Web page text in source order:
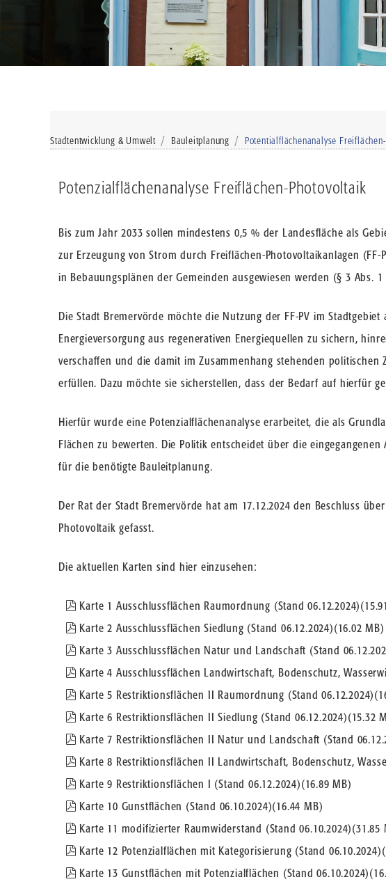
Stadtentwicklung & Umwelt Bauleitplanung Potentialflächenanalyse
Potenzialflächenanalyse Freiflächen-Photovoltaik
Bis zum Jahr 2033 sollen mindestens 0,5 % der Landesfläche als
zur Erzeugung von Strom durch Freiflächen-Photovoltaikanlagen (FF-
in Bebauungsplänen der Gemeinden ausgewiesen werden (§ 3 Abs.
Die Stadt Bremervörde möchte die Nutzung der FF-PV im
Energieversorgung aus regenerativen Energiequellen zu sichern,
verschaffen und die damit im Zusammenhang stehenden politischen
erfüllen. Dazu möchte sie sicherstellen, dass der Bedarf auf hierfür
Hierfür wurde eine Potenzialflächenanalyse erarbeitet, die als
Flächen zu bewerten. Die Politik entscheidet über die
für die benötigte Bauleitplanung.
Der Rat der Stadt Bremervörde hat am 17.12.2024 den Beschluss
Photovoltaik gefasst.
Die aktuellen Karten sind hier einzusehen:
pdf
Karte 1 Ausschlussflächen Raumordnung (Stand 06.12.2024)(
pdf
Karte 2 Ausschlussflächen Siedlung (Stand 06.12.2024)(16.02 MB)
pdf
Karte 3 Ausschlussflächen Natur und Landschaft (Stand
pdf
Karte 4 Ausschlussflächen Landwirtschaft, Bodenschutz,
pdf
Karte 5 Restriktionsflächen II Raumordnung (Stand 06.12.2024)(
pdf
Karte 6 Restriktionsflächen II Siedlung (Stand 06.12.2024)(15.32
pdf
Karte 7 Restriktionsflächen II Natur und Landschaft (Stand
pdf
Karte 8 Restriktionsflächen II Landwirtschaft, Bodenschutz,
pdf
Karte 9 Restriktionsflächen I (Stand 06.12.2024)(16.89 MB)
pdf
Karte 10 Gunstflächen (Stand 06.10.2024)(16.44 MB)
pdf
Karte 11 modifizierter Raumwiderstand (Stand 06.10.2024)(31.85
pdf
Karte 12 Potenzialflächen mit Kategorisierung (Stand 06.10.2024)(
pdf
Karte 13 Gunstflächen mit Potenzialflächen (Stand 06.10.2024)(